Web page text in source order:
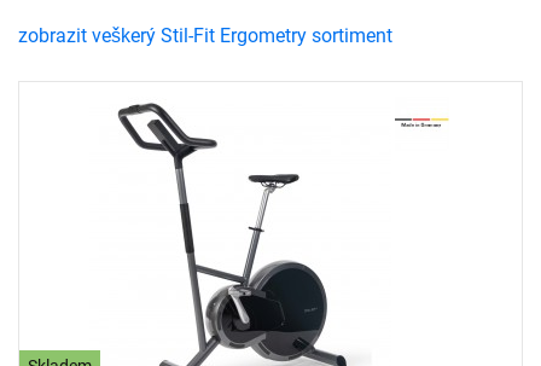
zobrazit veškerý Stil-Fit Ergometry sortiment